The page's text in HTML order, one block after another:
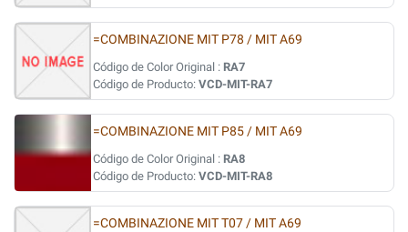
=COMBINAZIONE MIT P78 / MIT A69
Código de Color Original : RA7
Código de Producto: VCD-MIT-RA7
=COMBINAZIONE MIT P85 / MIT A69
Código de Color Original : RA8
Código de Producto: VCD-MIT-RA8
=COMBINAZIONE MIT T07 / MIT A69